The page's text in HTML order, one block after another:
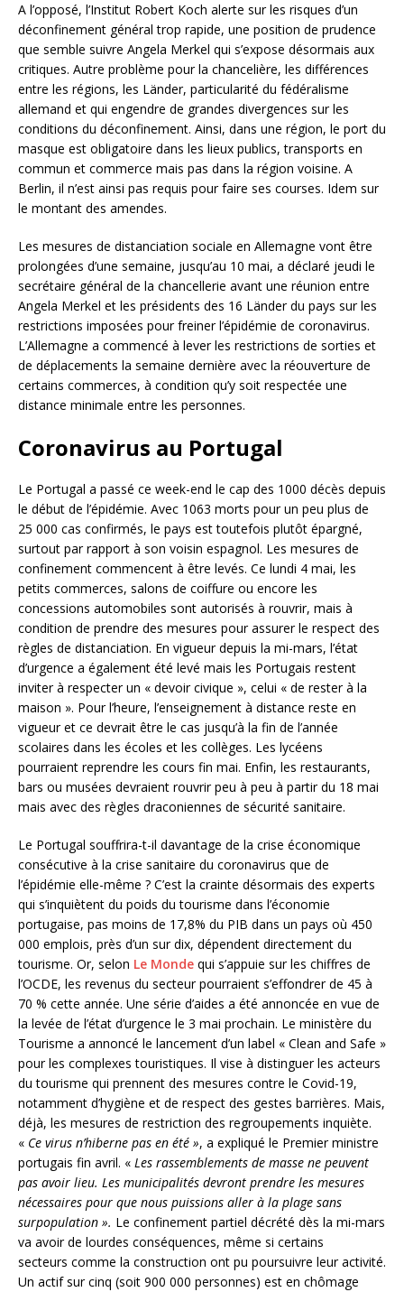
A l’opposé, l’Institut Robert Koch alerte sur les risques d’un
déconfinement général trop rapide, une position de prudence
que semble suivre Angela Merkel qui s’expose désormais aux
critiques. Autre problème pour la chancelière, les différences
entre les régions, les Länder, particularité du fédéralisme
allemand et qui engendre de grandes divergences sur les
conditions du déconfinement. Ainsi, dans une région, le port du
masque est obligatoire dans les lieux publics, transports en
commun et commerce mais pas dans la région voisine. A
Berlin, il n’est ainsi pas requis pour faire ses courses. Idem sur
le montant des amendes.
Les mesures de distanciation sociale en Allemagne vont être
prolongées d’une semaine, jusqu’au 10 mai, a déclaré jeudi le
secrétaire général de la chancellerie avant une réunion entre
Angela Merkel et les présidents des 16 Länder du pays sur les
restrictions imposées pour freiner l’épidémie de coronavirus.
L’Allemagne a commencé à lever les restrictions de sorties et
de déplacements la semaine dernière avec la réouverture de
certains commerces, à condition qu’y soit respectée une
distance minimale entre les personnes.
Coronavirus au Portugal
Le Portugal a passé ce week-end le cap des 1000 décès depuis
le début de l’épidémie. Avec 1063 morts pour un peu plus de
25 000 cas confirmés, le pays est toutefois plutôt épargné,
surtout par rapport à son voisin espagnol. Les mesures de
confinement commencent à être levés. Ce lundi 4 mai, les
petits commerces, salons de coiffure ou encore les
concessions automobiles sont autorisés à rouvrir, mais à
condition de prendre des mesures pour assurer le respect des
règles de distanciation. En vigueur depuis la mi-mars, l’état
d’urgence a également été levé mais les Portugais restent
inviter à respecter un « devoir civique », celui « de rester à la
maison ». Pour l’heure, l’enseignement à distance reste en
vigueur et ce devrait être le cas jusqu’à la fin de l’année
scolaires dans les écoles et les collèges. Les lycéens
pourraient reprendre les cours fin mai. Enfin, les restaurants,
bars ou musées devraient rouvrir peu à peu à partir du 18 mai
mais avec des règles draconiennes de sécurité sanitaire.
Le Portugal souffrira-t-il davantage de la crise économique
consécutive à la crise sanitaire du coronavirus que de
l’épidémie elle-même ? C’est la crainte désormais des experts
qui s’inquiètent du poids du tourisme dans l’économie
portugaise, pas moins de 17,8% du PIB dans un pays où 450
000 emplois, près d’un sur dix, dépendent directement du
tourisme. Or, selon Le Monde qui s’appuie sur les chiffres de
l’OCDE, les revenus du secteur pourraient s’effondrer de 45 à
70 % cette année. Une série d’aides a été annoncée en vue de
la levée de l’état d’urgence le 3 mai prochain. Le ministère du
Tourisme a annoncé le lancement d’un label « Clean and Safe »
pour les complexes touristiques. Il vise à distinguer les acteurs
du tourisme qui prennent des mesures contre le Covid-19,
notamment d’hygiène et de respect des gestes barrières. Mais,
déjà, les mesures de restriction des regroupements inquiète.
« Ce virus n’hiberne pas en été », a expliqué le Premier ministre
portugais fin avril. « Les rassemblements de masse ne peuvent
pas avoir lieu. Les municipalités devront prendre les mesures
nécessaires pour que nous puissions aller à la plage sans
surpopulation ». Le confinement partiel décrété dès la mi-mars
va avoir de lourdes conséquences, même si certains
secteurs comme la construction ont pu poursuivre leur activité.
Un actif sur cinq (soit 900 000 personnes) est en chômage